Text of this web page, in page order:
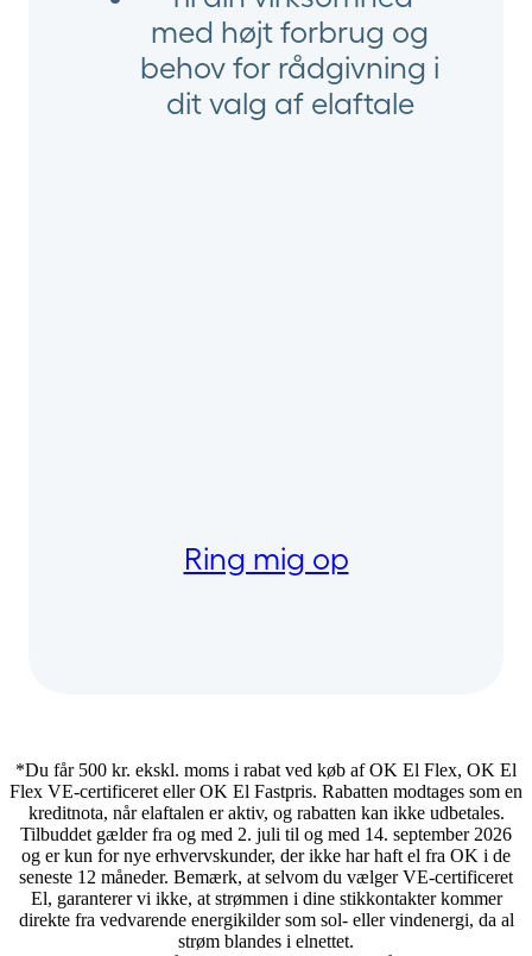
med højt forbrug og
behov for rådgivning i
dit valg af elaftale
Ring mig op
*Du får 500 kr. ekskl. moms i rabat ved køb af OK El Flex, OK El
Flex VE-certificeret eller OK El Fastpris. Rabatten modtages som en
kreditnota, når elaftalen er aktiv, og rabatten kan ikke udbetales.
Tilbuddet gælder fra og med 2. juli til og med 14. september 2026
og er kun for nye erhvervskunder, der ikke har haft el fra OK i de
seneste 12 måneder. Bemærk, at selvom du vælger VE-certificeret
El, garanterer vi ikke, at strømmen i dine stikkontakter kommer
direkte fra vedvarende energikilder som sol- eller vindenergi, da al
strøm blandes i elnettet.